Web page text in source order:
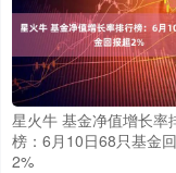
星火牛 基金净值增长率
榜：6月10日68只基金
2%